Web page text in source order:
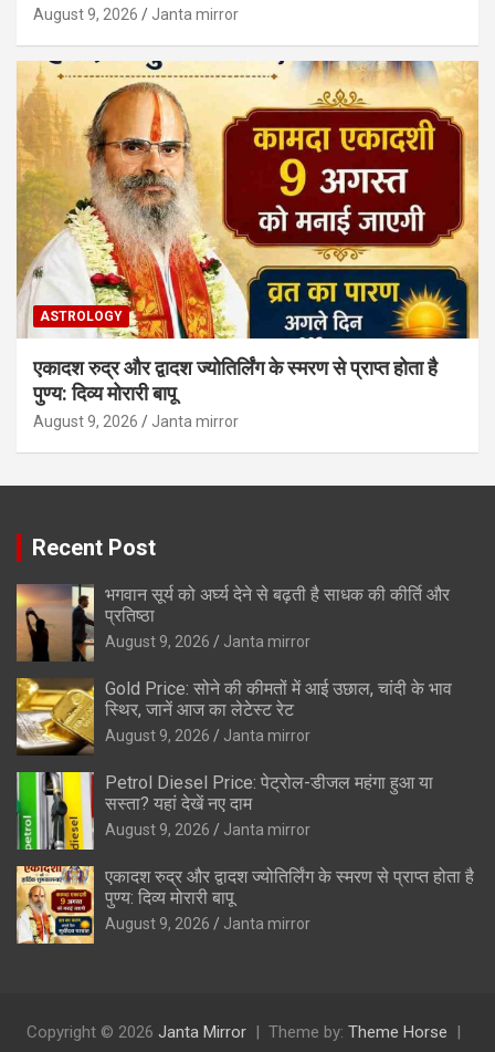
August 9, 2026 Janta mirror
ASTROLOGY
एकादश रुद्र और द्वादश ज्योतिर्लिंग के स्मरण से प्राप्त होता है
पुण्य: दिव्य मोरारी बापू
August 9, 2026 Janta mirror
Recent Post
भगवान सूर्य को अर्घ्य देने से बढ़ती है साधक की कीर्ति और
प्रतिष्ठा
August 9, 2026 Janta mirror
Gold Price: सोने की कीमतों में आई उछाल, चांदी के भाव
स्थिर, जानें आज का लेटेस्ट रेट
August 9, 2026 Janta mirror
Petrol Diesel Price: पेट्रोल-डीजल महंगा हुआ या
सस्ता? यहां देखें नए दाम
August 9, 2026 Janta mirror
एकादश रुद्र और द्वादश ज्योतिर्लिंग के स्मरण से प्राप्त होता है
पुण्य: दिव्य मोरारी बापू
August 9, 2026 Janta mirror
Copyright © 2026 Janta Mirror Theme by: Theme Horse